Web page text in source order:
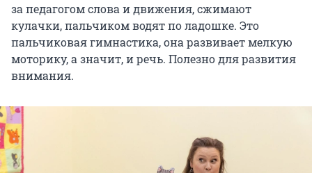
за педагогом слова и движения, сжимают
кулачки, пальчиком водят по ладошке. Это
пальчиковая гимнастика, она развивает мелкую
моторику, а значит, и речь. Полезно для развития
внимания.